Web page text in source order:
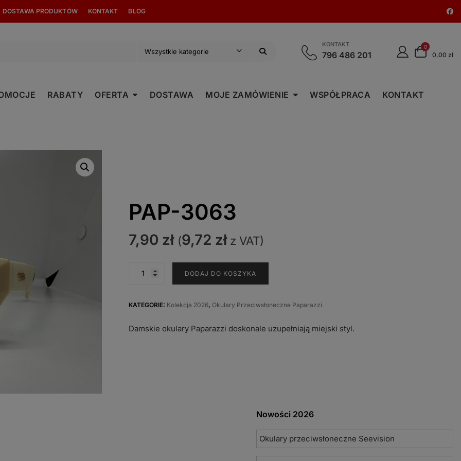
DOSTAWA PRODUKTÓW KONTAKT BLOG
KONTAKT
796 486 201
0
0,00 zł
RABATY OFERTA DOSTAWA MOJE ZAMÓWIENIE WSPÓŁPRACA KONTAKT
PAP-3063
7,90 zł (9,72 złz VAT)
DODAJ DO KOSZYKA
KATEGORIE: Kolekcja 2026, Okulary Przeciwsłoneczne Paparazzi
Damskie okulary Paparazzi doskonale uzupełniają miejski styl.
Nowości 2026
Okulary przeciwsłoneczne Seevision